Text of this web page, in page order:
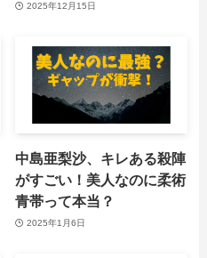
2025年12月15日
中島亜梨沙、キレある殺陣
がすごい！美人なのに柔術
青帯って本当？
2025年1月6日